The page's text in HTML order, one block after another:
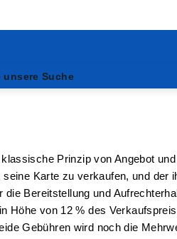
unsere Suche
Prinzip von Angebot
Karte zu verkaufen, und
die Bereitstellung und
Höhe von 12 % des
Gebühren wird noch die